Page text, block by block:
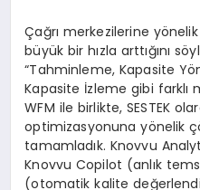
Çağrı merkezilerine
büyük bir hızla arttığını
“Tahminleme, Kapasite
Kapasite İzleme gibi farklı
WFM ile birlikte, SESTEK
optimizasyonuna yönelik
tamamladık. Knovvu
Knovvu Copilot (anlık
(otomatik kalite